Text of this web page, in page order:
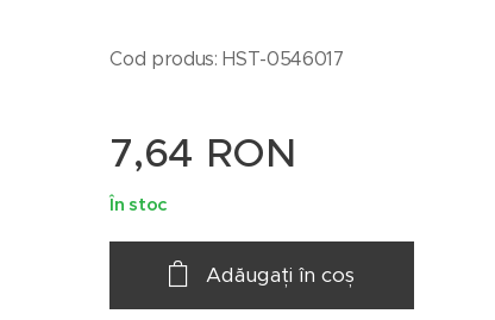
Cod produs: HST-0546017
7,64 RON
În stoc
Adăugați în coș